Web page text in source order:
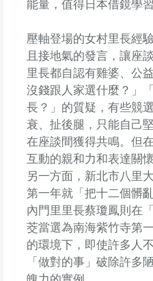
能量，值得日本借鏡學習
壓軸登場的女村里長經
且接地氣的發言，讓座
里長都自認有雞婆、公
沒錢跟人家選什麼？」
長？」的質疑，有些競
衰、扯後腿，只能自己
在座談間獲得共鳴。但
互動的親和力和表達關
另一方面，新北市八里
第一年就「把十二個髒
內門里里長蔡瓊鳳則在
茭當選為南海紫竹寺第
的環境下，即使許多人
「做對的事」破除許多